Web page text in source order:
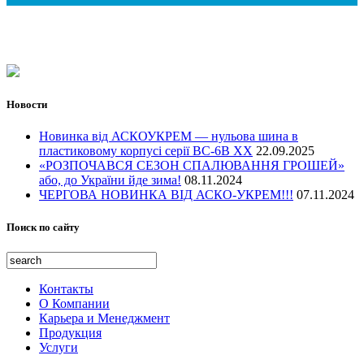
Культурное и историческое наследие
Открытые площадки и места
Жилье и услуги
Образование, иследование и здоровье
Аксессуары
Обогрев в промышленности
Новости
Новинка від АСКОУКРЕМ — нульова шина в
пластиковому корпусі серії ВС-6В ХХ 22.09.2025
«РОЗПОЧАВСЯ СЕЗОН СПАЛЮВАННЯ ГРОШЕЙ»
або, до України йде зима! 08.11.2024
ЧЕРГОВА НОВИНКА ВІД АСКО-УКРЕМ!!! 07.11.2024
Поиск по сайту
Контакты
О Компании
Карьера и Менеджмент
Продукция
Услуги